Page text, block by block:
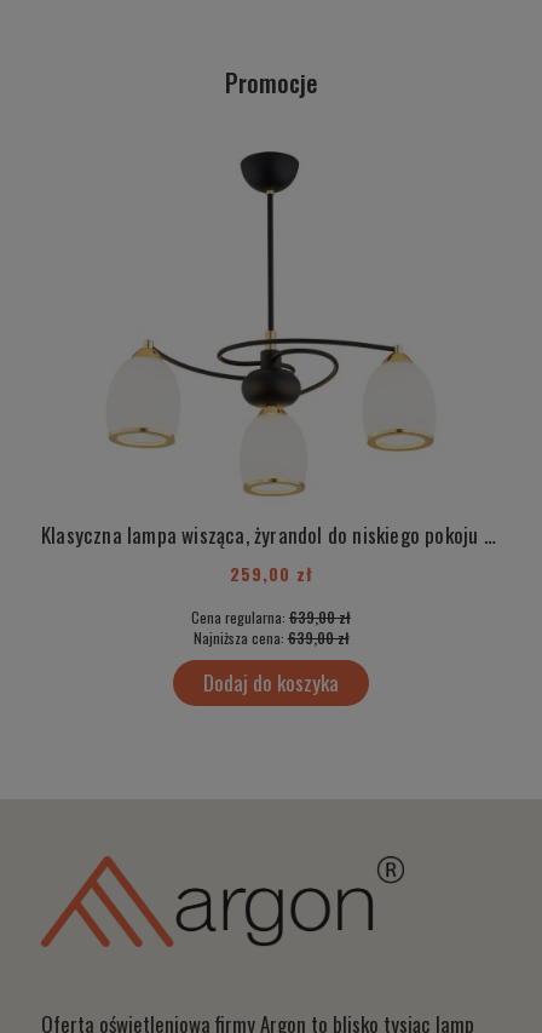
Promocje
Klasyczna lampa wisząca, żyrandol do niskiego pokoju trójpłomienny złote detale ISCAR 6144
259,00 zł
Cena regularna: 639,00 zł
Najniższa cena:639,00 zł
Dodaj do koszyka
Oferta oświetleniowa firmy Argon to blisko tysiąc lamp